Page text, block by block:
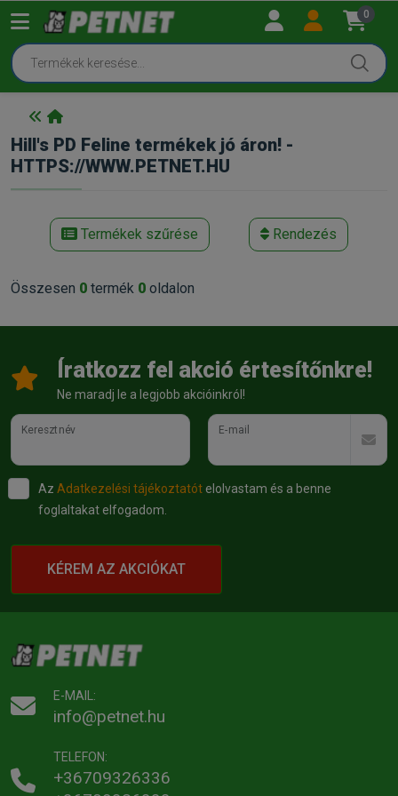
0
Hill's PD Feline termékek jó áron! -
HTTPS://WWW.PETNET.HU
Termékek szűrése Rendezés
Összesen 0 termék 0 oldalon
Íratkozz fel akció értesítőnkre!
Ne maradj le a legjobb akcióinkról!
Keresztnév E-mail
Az Adatkezelési tájékoztatót elolvastam és a benne
foglaltakat elfogadom.
KÉREM AZ AKCIÓKAT
E-MAIL:
info@petnet.hu
TELEFON:
+36709326336